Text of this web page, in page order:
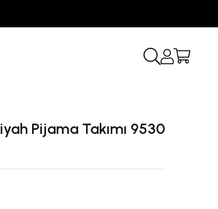
Pijama Takımı 9530